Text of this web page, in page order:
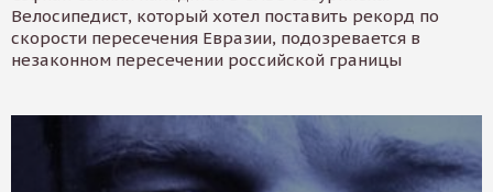
Велосипедист, который хотел поставить рекорд по
скорости пересечения Евразии, подозревается в
незаконном пересечении российской границы